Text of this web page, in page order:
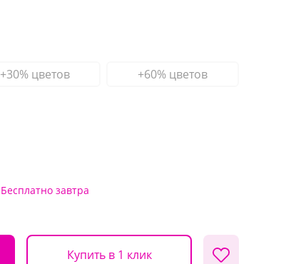
+30% цветов +60% цветов
Бесплатно завтра
Купить в 1 клик